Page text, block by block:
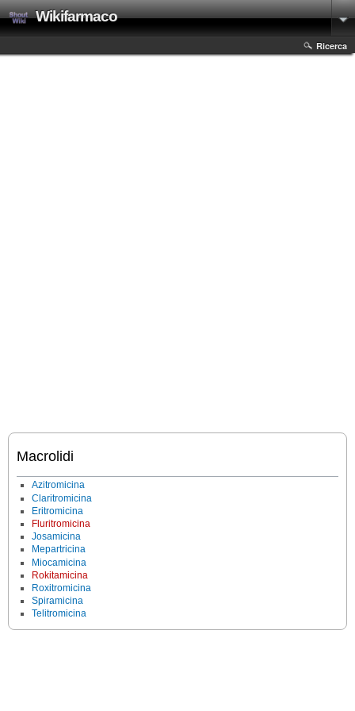
Wikifarmaco
Ricerca
Macrolidi
Azitromicina
Claritromicina
Eritromicina
Fluritromicina
Josamicina
Mepartricina
Miocamicina
Rokitamicina
Roxitromicina
Spiramicina
Telitromicina